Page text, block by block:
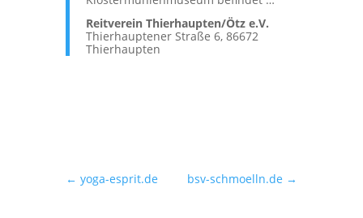
Reitverein Thierhaupten/Ötz e.V.
Thierhauptener Straße 6, 86672
Thierhaupten
← yoga-esprit.de bsv-schmoelln.de →